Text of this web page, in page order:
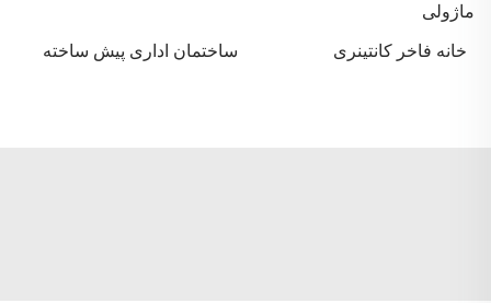
ماژولی
خانه فاخر کانتینری ساختمان اداری پیش ساخته